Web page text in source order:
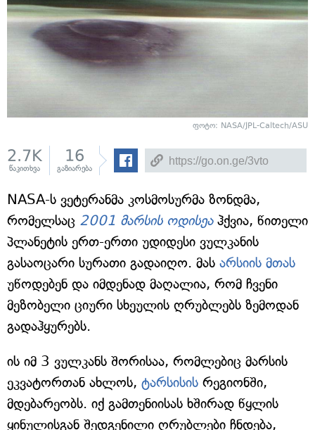
ფოტო: NASA/JPL-Caltech/ASU
2.7K
წაკითხვა
16
გაზიარება
NASA-ს ვეტერანმა კოსმოსურმა ზონდმა,
რომელსაც 2001 მარსის ოდისეაჰქვია, წითელი
პლანეტის ერთ-ერთი უდიდესი ვულკანის
გასაოცარი სურათი გადაიღო. მას არსიის მთას
უწოდებენ და იმდენად მაღალია, რომ ჩვენი
მეზობელი ციური სხეულის ღრუბლებს ზემოდან
გადაჰყურებს.
ის იმ 3 ვულკანს შორისაა, რომლებიც მარსის
ეკვატორთან ახლოს, ტარსისის რეგიონში,
მდებარეობს. იქ გამთენიისას ხშირად წყლის
ყინულისგან შედგენილი ღრუბლები ჩნდება,